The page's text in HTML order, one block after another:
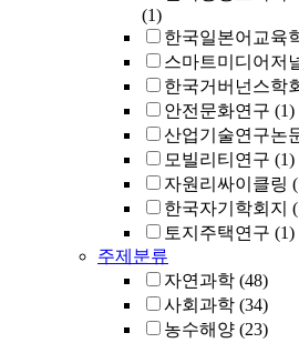
(1)
한국일본어교육
스마트미디어저
한국거버넌스학
안전문화연구 (1)
산업기술연구논
모빌리티연구 (1)
자원리싸이클링
한국자기학회지
토지주택연구 (1)
주제분류
자연과학 (48)
사회과학 (34)
농수해양 (23)